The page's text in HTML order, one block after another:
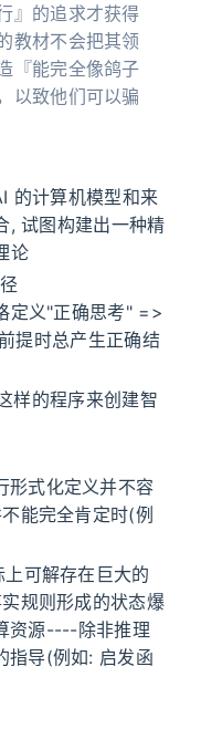
』的追求才获得
教材不会把其领
『能完全像鸽子
以致他们可以骗
的计算机模型和来
, 试图构建出一种精
论
定义"正确思考" =>
提时总产生正确结
样的程序来创建智
形式化定义并不容
能完全肯定时(例
可解存在巨大的
规则形成的状态爆
资源----除非推理
指导(例如: 启发函